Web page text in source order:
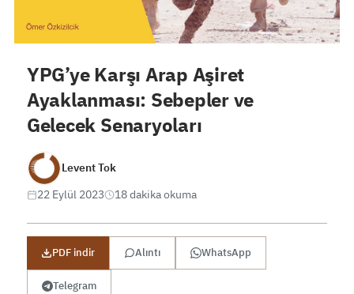
YPG’ye Karşı Arap Aşiret
Ayaklanması: Sebepler ve
Gelecek Senaryoları
Levent Tok
22 Eylül 2023
18 dakika okuma
PDF indir Alıntı WhatsApp
Telegram